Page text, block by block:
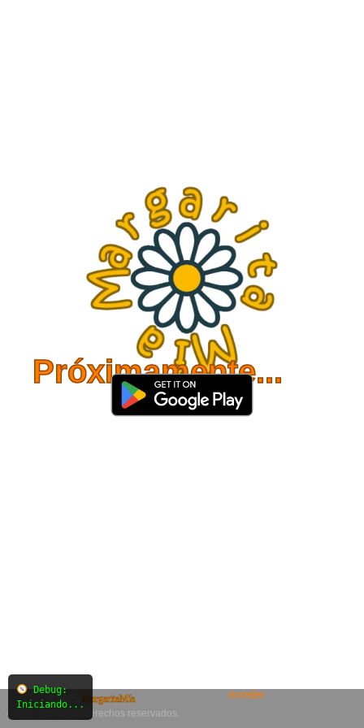
Próximamente...
© 2025
MargaritaMía
– SiO₂. Todos los derechos reservados.
Acceder
Debug:
Iniciando...